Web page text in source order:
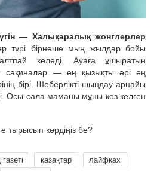
— Халықаралық жонглерлер
түрі бірнеше мың жылдар бойы
келеді. Ауаға ұшыратын
сақиналар — ең қызықты әрі ең
бірі. Шеберлікті шыңдау арнайы
Осы сала маманы мұны кез келген
тырысып көрдіңіз бе?
қазақтар
лайфках